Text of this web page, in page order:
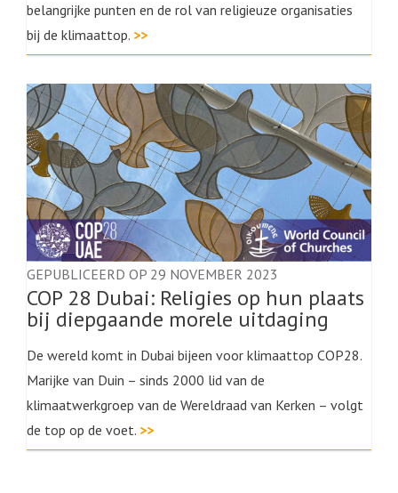
belangrijke punten en de rol van religieuze organisaties
bij de klimaattop. >>
GEPUBLICEERD OP 29 NOVEMBER 2023
COP 28 Dubai: Religies op hun plaats
bij diepgaande morele uitdaging
De wereld komt in Dubai bijeen voor klimaattop COP28.
Marijke van Duin – sinds 2000 lid van de
klimaatwerkgroep van de Wereldraad van Kerken – volgt
de top op de voet. >>